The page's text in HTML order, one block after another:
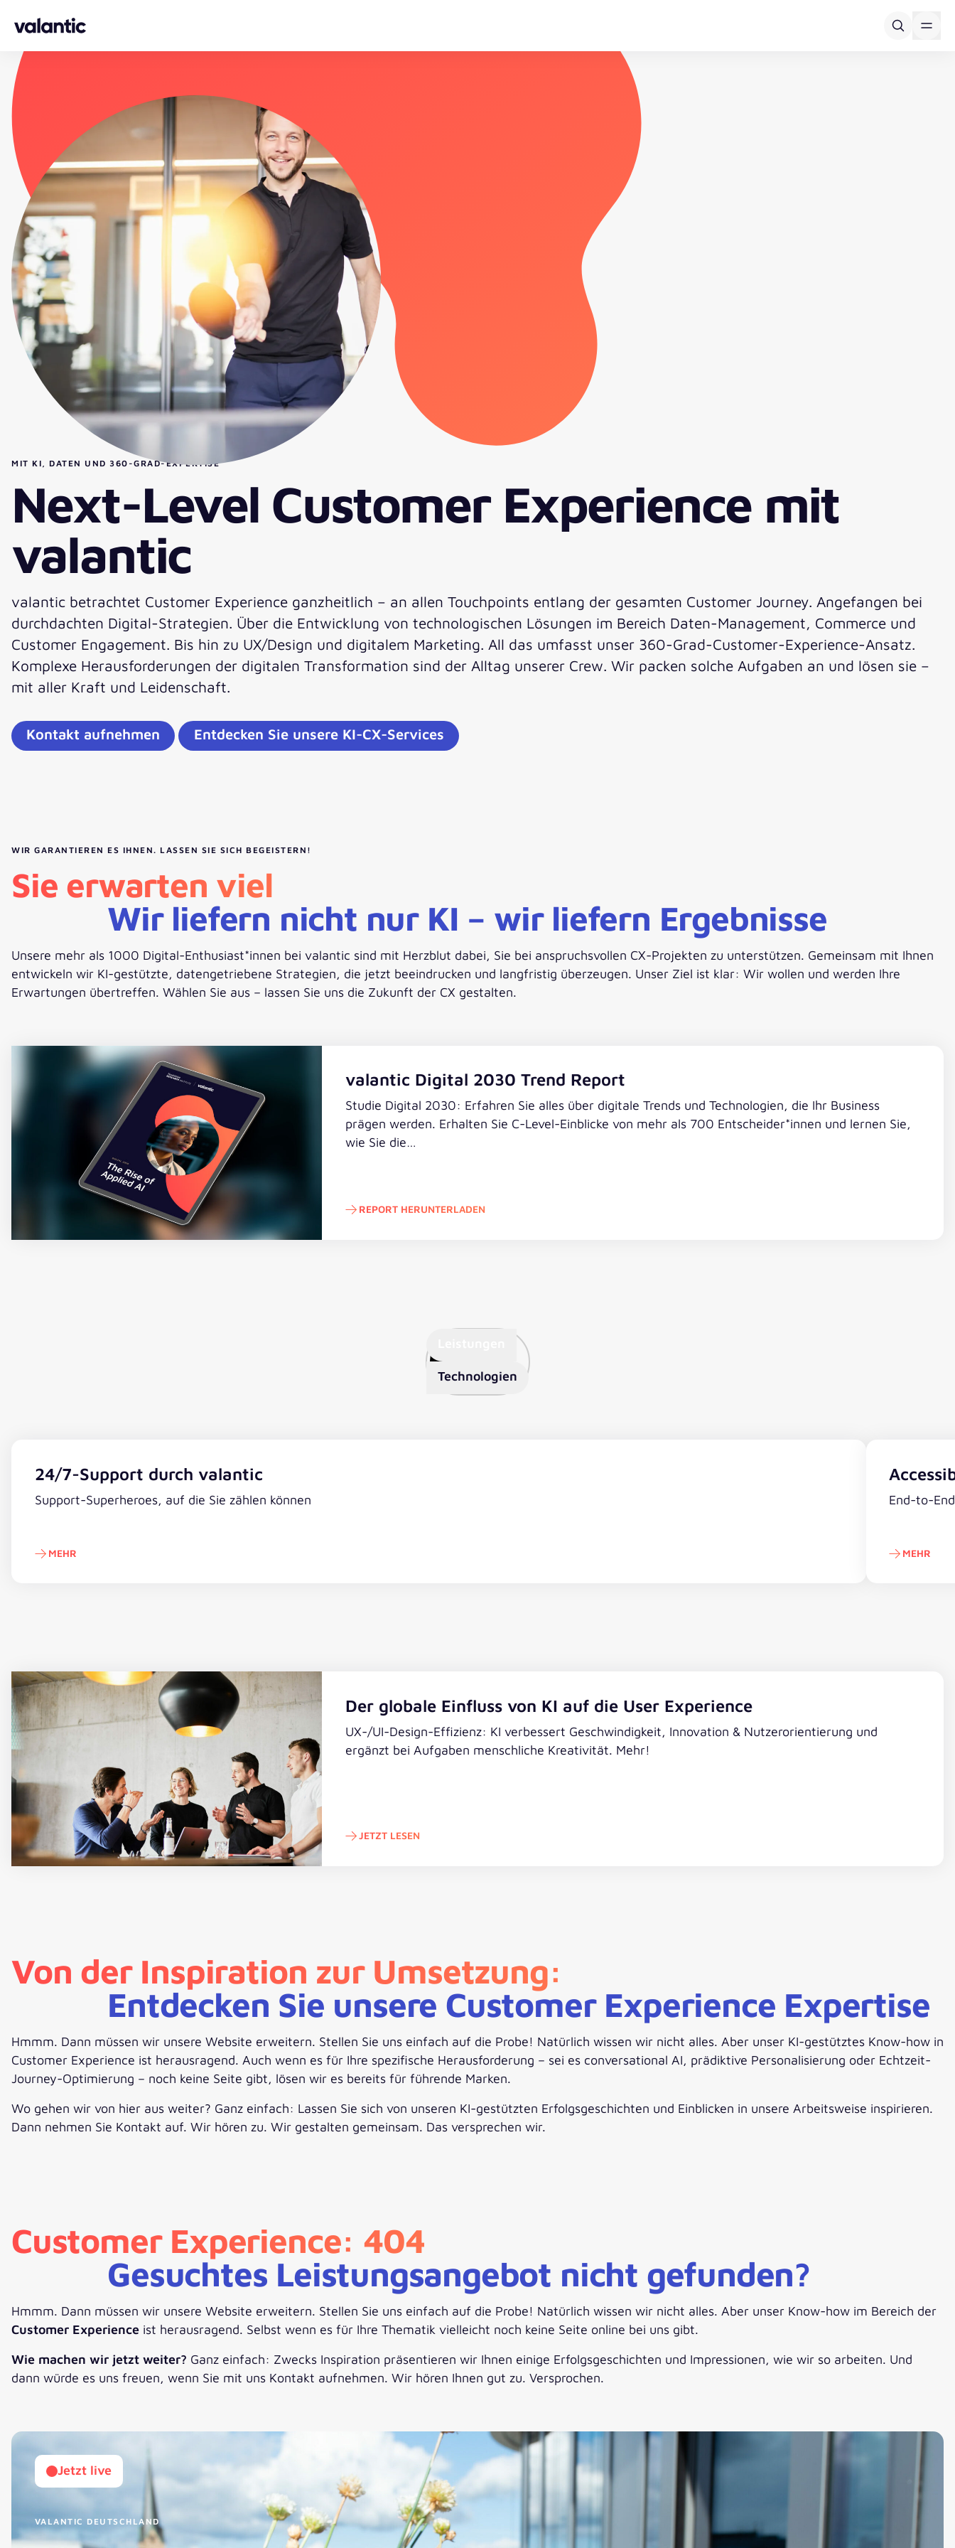
MIT KI, DATEN UND 360-GRAD-EXPERTISE
Next-Level Customer Experience mit
valantic
valantic betrachtet Customer Experience ganzheitlich – an allen Touchpoints entlang der gesamten Customer Journey. Angefangen bei
durchdachten Digital-Strategien. Über die Entwicklung von technologischen Lösungen im Bereich Daten-Management, Commerce und
Customer Engagement. Bis hin zu UX/Design und digitalem Marketing. All das umfasst unser 360-Grad-Customer-Experience-Ansatz.
Komplexe Herausforderungen der digitalen Transformation sind der Alltag unserer Crew. Wir packen solche Aufgaben an und lösen sie –
mit aller Kraft und Leidenschaft.
Kontakt aufnehmen Entdecken Sie unsere KI-CX-Services
WIR GARANTIEREN ES IHNEN. LASSEN SIE SICH BEGEISTERN!
Sie erwarten viel
Wir liefern nicht nur KI – wir liefern Ergebnisse
Unsere mehr als 1000 Digital-Enthusiast*innen bei valantic sind mit Herzblut dabei, Sie bei anspruchsvollen CX-Projekten zu unterstützen. Gemeinsam mit Ihnen
entwickeln wir KI-gestützte, datengetriebene Strategien, die jetzt beeindrucken und langfristig überzeugen. Unser Ziel ist klar: Wir wollen und werden Ihre
Erwartungen übertreffen. Wählen Sie aus – lassen Sie uns die Zukunft der CX gestalten.
valantic Digital 2030 Trend Report
Studie Digital 2030: Erfahren Sie alles über digitale Trends und Technologien, die Ihr Business
prägen werden. Erhalten Sie C-Level-Einblicke von mehr als 700 Entscheider*innen und lernen Sie,
wie Sie die…
REPORT HERUNTERLADEN
Technologien
24/7-Support durch valantic
Support-Superheroes, auf die Sie zählen können
MEHR
End-to-
MEHR
Der globale Einfluss von KI auf die User Experience
UX-/UI-Design-Effizienz: KI verbessert Geschwindigkeit, Innovation & Nutzerorientierung und
ergänzt bei Aufgaben menschliche Kreativität. Mehr!
JETZT LESEN
Von der Inspiration zur Umsetzung:
Entdecken Sie unsere Customer Experience Expertise
Hmmm. Dann müssen wir unsere Website erweitern. Stellen Sie uns einfach auf die Probe! Natürlich wissen wir nicht alles. Aber unser KI-gestütztes Know-how in
Customer Experience ist herausragend. Auch wenn es für Ihre spezifische Herausforderung – sei es conversational AI, prädiktive Personalisierung oder Echtzeit-
Journey-Optimierung – noch keine Seite gibt, lösen wir es bereits für führende Marken.
Wo gehen wir von hier aus weiter? Ganz einfach: Lassen Sie sich von unseren KI-gestützten Erfolgsgeschichten und Einblicken in unsere Arbeitsweise inspirieren.
Dann nehmen Sie Kontakt auf. Wir hören zu. Wir gestalten gemeinsam. Das versprechen wir.
Customer Experience: 404
Gesuchtes Leistungsangebot nicht gefunden?
Hmmm. Dann müssen wir unsere Website erweitern. Stellen Sie uns einfach auf die Probe! Natürlich wissen wir nicht alles. Aber unser Know-how im Bereich der
Customer Experience ist herausragend. Selbst wenn es für Ihre Thematik vielleicht noch keine Seite online bei uns gibt.
Wie machen wir jetzt weiter? Ganz einfach: Zwecks Inspiration präsentieren wir Ihnen einige Erfolgsgeschichten und Impressionen, wie wir so arbeiten. Und
dann würde es uns freuen, wenn Sie mit uns Kontakt aufnehmen. Wir hören Ihnen gut zu. Versprochen.
Jetzt live
VALANTIC DEUTSCHLAND